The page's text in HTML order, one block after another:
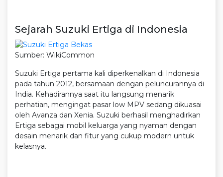
Sejarah Suzuki Ertiga di Indonesia
Sumber: WikiCommon
Suzuki Ertiga pertama kali diperkenalkan di Indonesia
pada tahun 2012, bersamaan dengan peluncurannya di
India. Kehadirannya saat itu langsung menarik
perhatian, mengingat pasar low MPV sedang dikuasai
oleh Avanza dan Xenia. Suzuki berhasil menghadirkan
Ertiga sebagai mobil keluarga yang nyaman dengan
desain menarik dan fitur yang cukup modern untuk
kelasnya.